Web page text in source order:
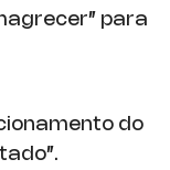
para
do